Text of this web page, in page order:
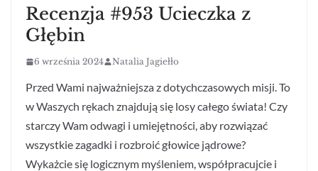
Recenzja #953 Ucieczka z
Głębin
6 września 2024 Natalia Jagiełło
Przed Wami najważniejsza z dotychczasowych misji. To
w Waszych rękach znajdują się losy całego świata! Czy
starczy Wam odwagi i umiejętności, aby rozwiązać
wszystkie zagadki i rozbroić głowice jądrowe?
Wykażcie się logicznym myśleniem, współpracujcie i